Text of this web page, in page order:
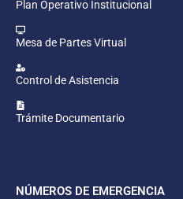
Plan Operativo Institucional
Mesa de Partes Virtual
Control de Asistencia
Trámite Documentario
NÚMEROS DE EMERGENCIA